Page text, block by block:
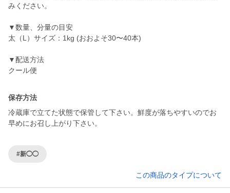
みください。
▼数量、分量の目安
太（L）サイズ：1kg (おおよそ30〜40本)
▼配送方法
保存方法
冷蔵庫で立てた状態で保管して下さい。鮮度が落ちやすいのでお
早めにお召し上がり下さい。
#新◯◯
この商品のタイプについて